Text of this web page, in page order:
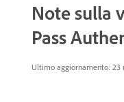
Note sulla
Pass
Ultimo aggiornamento: 23